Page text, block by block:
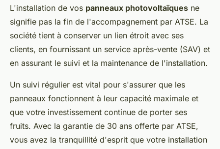
L'installation de vos panneaux photovoltaïques ne
signifie pas la fin de l'accompagnement par ATSE. La
société tient à conserver un lien étroit avec ses
clients, en fournissant un service après-vente (SAV) et
en assurant le suivi et la maintenance de l'installation.
Un suivi régulier est vital pour s'assurer que les
panneaux fonctionnent à leur capacité maximale et
que votre investissement continue de porter ses
fruits. Avec la garantie de 30 ans offerte par ATSE,
vous avez la tranquillité d'esprit que votre installation